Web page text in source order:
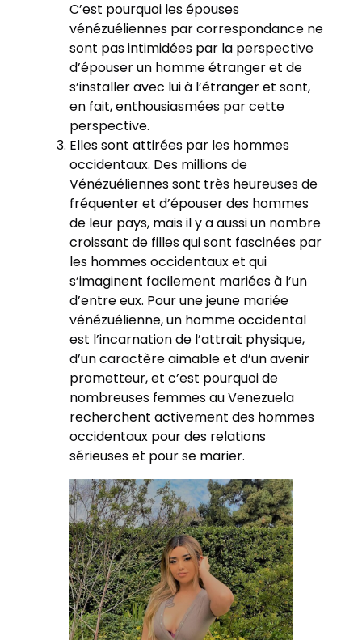
C’est pourquoi les épouses
vénézuéliennes par correspondance ne
sont pas intimidées par la perspective
d’épouser un homme étranger et de
s’installer avec lui à l’étranger et sont,
en fait, enthousiasmées par cette
perspective.
Elles sont attirées par les hommes
occidentaux. Des millions de
Vénézuéliennes sont très heureuses de
fréquenter et d’épouser des hommes
de leur pays, mais il y a aussi un nombre
croissant de filles qui sont fascinées par
les hommes occidentaux et qui
s’imaginent facilement mariées à l’un
d’entre eux. Pour une jeune mariée
vénézuélienne, un homme occidental
est l’incarnation de l’attrait physique,
d’un caractère aimable et d’un avenir
prometteur, et c’est pourquoi de
nombreuses femmes au Venezuela
recherchent activement des hommes
occidentaux pour des relations
sérieuses et pour se marier.